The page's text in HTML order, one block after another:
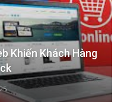
Khiến Khách Hàng